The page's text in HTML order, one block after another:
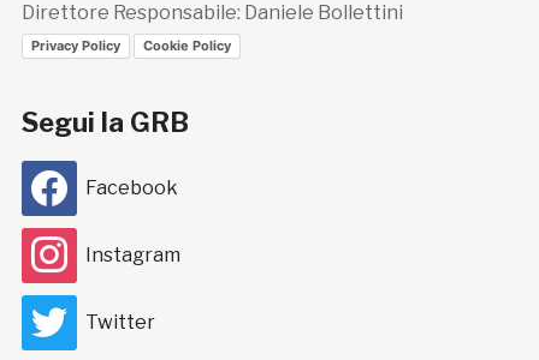
Direttore Responsabile: Daniele Bollettini
Privacy Policy Cookie Policy
Segui la GRB
Facebook
Instagram
Twitter